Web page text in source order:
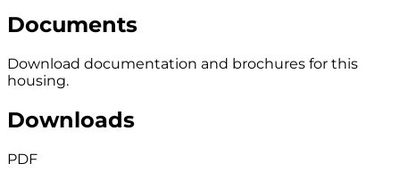
Documents
Download documentation and brochures for this
housing.
Downloads
PDF